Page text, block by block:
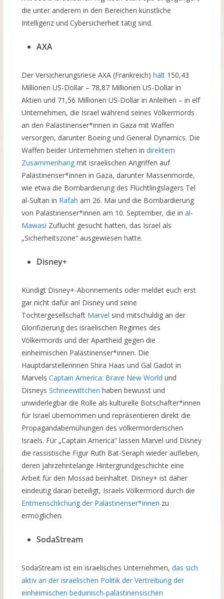
die unter anderem in den Bereichen künstliche
Intelligenz und Cybersicherheit tätig sind.
AXA
Der Versicherungsriese AXA (Frankreich) hält150,43
Millionen US-Dollar – 78,87 Millionen US-Dollar in
Aktien und 71,56 Millionen US-Dollar in Anleihen – in elf
Unternehmen, die Israel während seines Völkermords
an den Palästinenser*innen in Gaza mit Waffen
versorgen, darunter Boeing und General Dynamics. Die
Waffen beider Unternehmen stehen in direktem
Zusammenhangmit israelischen Angriffen auf
Palästinenser*innen in Gaza, darunter Massenmorde,
wie etwa die Bombardierung des Flüchtlingslagers Tel
al-Sultan in Rafah am 26. Mai und die Bombardierung
von Palästinenser*innen am 10. September, die in al-
Mawasi Zuflucht gesucht hatten, das Israel als
„Sicherheitszone“ ausgewiesen hatte.
Disney+
Kündigt Disney+-Abonnements oder meldet euch erst
gar nicht dafür an! Disney und seine
Tochtergesellschaft Marvel sind mitschuldig an der
Glorifizierung des israelischen Regimes des
Völkermords und der Apartheid gegen die
einheimischen Palästinenser*innen. Die
Hauptdarstellerinnen Shira Haas und Gal Gadot in
Marvels Captain America: Brave New World und
Disneys Schneewittchen haben bewusst und
unwiderlegbar die Rolle als kulturelle Botschafter*innen
für Israel übernommen und repräsentieren direkt die
Propagandabemühungen des völkermörderischen
Israels. Für „Captain America“ lassen Marvel und Disney
die rassistische Figur Ruth Bat-Seraph wieder aufleben,
deren jahrzehntelange Hintergrundgeschichte eine
Arbeit für den Mossad beinhaltet. Disney+ ist daher
eindeutig daran beteiligt, Israels Völkermord durch die
Entmenschlichung der Palästinenser*innen zu
ermöglichen.
SodaStream
SodaStream ist ein israelisches Unternehmen, das sich
aktiv an der israelischen Politik der Vertreibung der
einheimischen beduinisch-palästinensischen